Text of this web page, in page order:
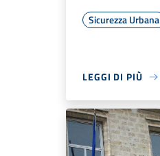
Sicurezza Urbana
LEGGI DI PIÙ